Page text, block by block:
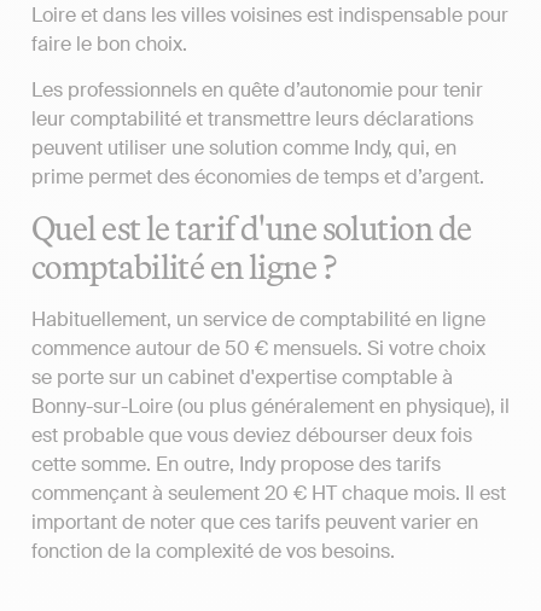
Loire et dans les villes voisines est indispensable pour
faire le bon choix.
Les professionnels en quête d’autonomie pour tenir
leur comptabilité et transmettre leurs déclarations
peuvent utiliser une solution comme Indy, qui, en
prime permet des économies de temps et d’argent.
Quel est le tarif d'une solution de
comptabilité en ligne ?
Habituellement, un service de comptabilité en ligne
commence autour de 50 € mensuels. Si votre choix
se porte sur un cabinet d'expertise comptable à
Bonny-sur-Loire (ou plus généralement en physique), il
est probable que vous deviez débourser deux fois
cette somme. En outre, Indy propose des tarifs
commençant à seulement 20 € HT chaque mois. Il est
important de noter que ces tarifs peuvent varier en
fonction de la complexité de vos besoins.